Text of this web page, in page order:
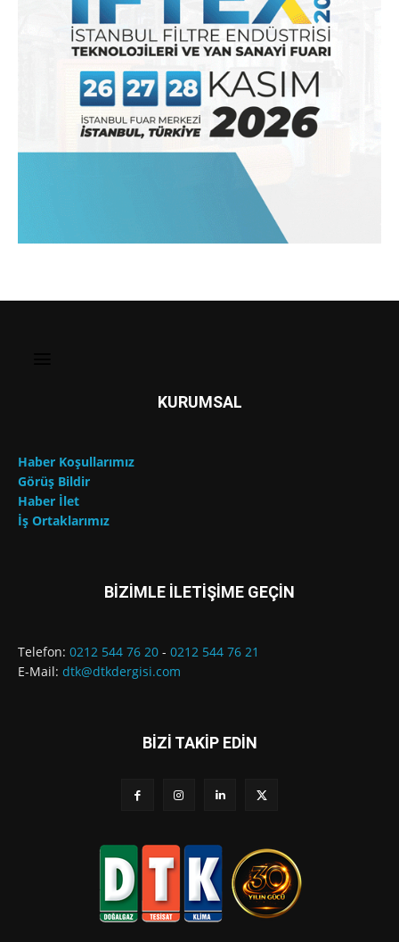
KURUMSAL
Haber Koşullarımız
Görüş Bildir
Haber İlet
İş Ortaklarımız
BİZİMLE İLETİŞİME GEÇİN
Telefon: 0212 544 76 20 - 0212 544 76 21
E-Mail: dtk@dtkdergisi.com
BİZİ TAKİP EDİN